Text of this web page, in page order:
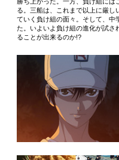
る。三船は、これまで以上に厳
ていく負け組の面々。そして、中
た。いよいよ負け組の進化が試さ
ることが出来るのか!?